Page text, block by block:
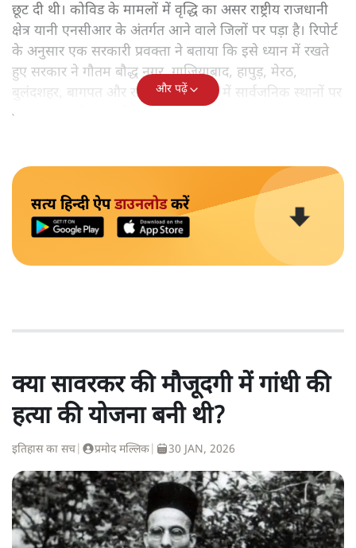
छूट दी थी। कोविड के मामलों में वृद्धि का असर राष्ट्रीय राजधानी
क्षेत्र यानी एनसीआर के अंतर्गत आने वाले जिलों पर पड़ा है। रिपोर्ट
के अनुसार एक सरकारी प्रवक्ता ने बताया कि इसे ध्यान में रखते
हुए सरकार ने गौतम बौद्ध नगर, गाजियाबाद, हापुड़, मेरठ,
बुलंदशहर, बागपत और राजधानी लखनऊ में सार्वजनिक स्थानों पर
मास्क का इस्तेमाल अनिवार्य कर दिया है।
और पढ़ें
सत्य हिन्दी ऐपडाउनलोडकरें
क्या सावरकर की मौजूदगी में गांधी की
हत्या की योजना बनी थी?
इतिहास का सच प्रमोद मल्लिक 30 JAN, 2026